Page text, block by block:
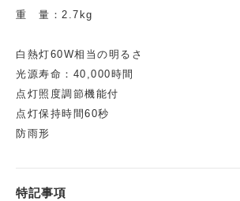
重 量：2.7kg
白熱灯60W相当の明るさ
光源寿命：40,000時間
点灯照度調節機能付
点灯保持時間60秒
防雨形
特記事項